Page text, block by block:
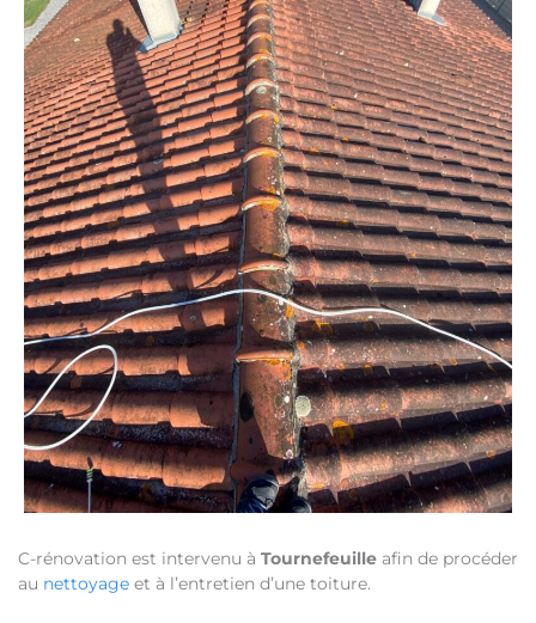
C-rénovation est intervenu à Tournefeuille afin de procéder
au nettoyage et à l’entretien d’une toiture.